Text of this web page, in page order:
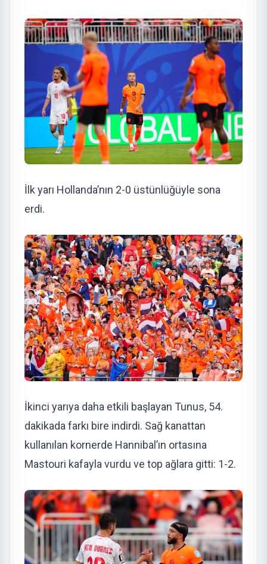
İlk yarı Hollanda’nın 2-0 üstünlüğüyle sona
erdi.
İkinci yarıya daha etkili başlayan Tunus, 54.
dakikada farkı bire indirdi. Sağ kanattan
kullanılan kornerde Hannibal’ın ortasına
Mastouri kafayla vurdu ve top ağlara gitti: 1-2.